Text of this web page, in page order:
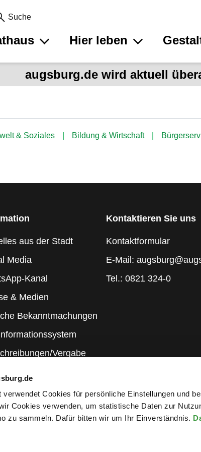
verwendet Cookies für persönliche Einstellungen und
Cookies verwenden, um statistische Daten zur
zu sammeln. Dafür bitten wir um Ihr Einverständnis.
Suche
Hier leben
augsburg.de wird aktuell
& Soziales Bildung & Wirtschaft
aus der Stadt
Media
Kanal
& Medien
Bekanntmachungen
Vergabe
Kontaktieren Sie uns
Kontaktformular
E-Mail:
Tel.: 0821 324-0